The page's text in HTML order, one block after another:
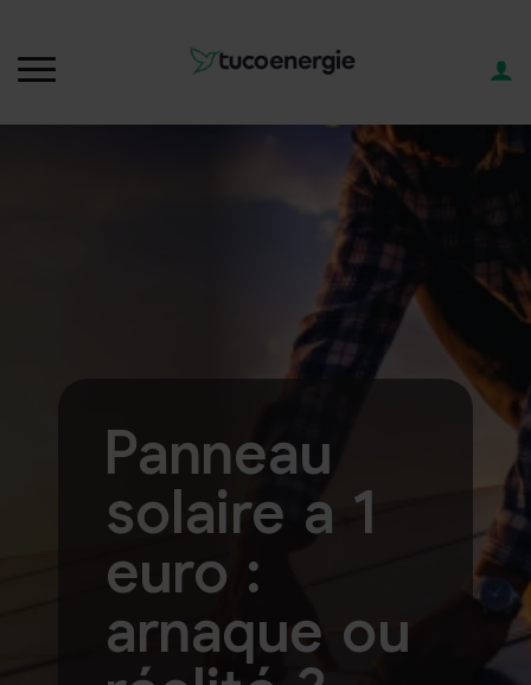
Panneau
solaire a 1
euro :
arnaque ou